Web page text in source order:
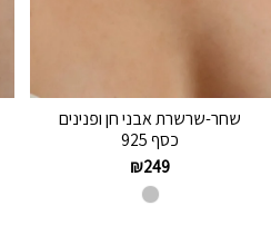
שחר-שרשרת אבני חן ופנינים
כסף 925
₪249